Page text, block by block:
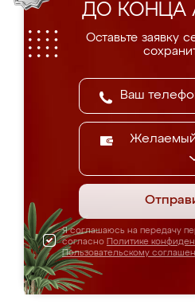
ДО КОНЦА
Оставьте заявку
Я соглашаюсь на передачу
согласно Политике
Пользовательскому